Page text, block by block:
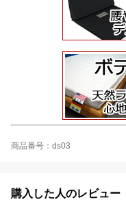
商品番号：ds03
購入した人のレビュー